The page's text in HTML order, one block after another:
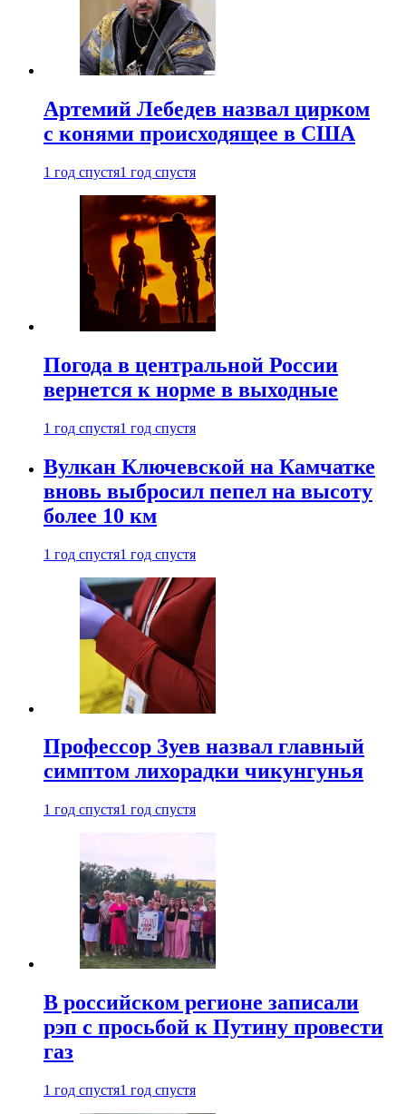
Артемий Лебедев назвал цирком
с конями происходящее в США
1 год спустя1 год спустя
Погода в центральной России
вернется к норме в выходные
1 год спустя1 год спустя
Вулкан Ключевской на Камчатке
вновь выбросил пепел на высоту
более 10 км
1 год спустя1 год спустя
Профессор Зуев назвал главный
симптом лихорадки чикунгунья
1 год спустя1 год спустя
В российском регионе записали
рэп с просьбой к Путину провести
газ
1 год спустя1 год спустя